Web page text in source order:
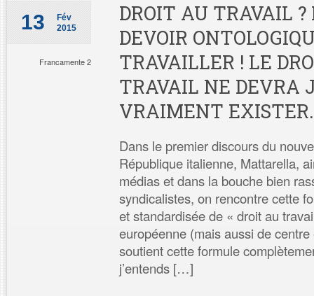
13
Fév
2015
Francamente 2
DROIT AU TRAVAIL
DEVOIR
TRAVAILLER ! LE
TRAVAIL NE DEVRA
VRAIMENT EXISTER.
Dans le premier discours du
République italienne, Mattarella,
médias et dans la bouche bien
syndicalistes, on rencontre cette
et standardisée de « droit au
européenne (mais aussi de
soutient cette formule
j’entends […]